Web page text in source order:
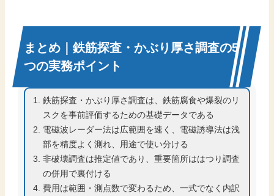
まとめ｜鉄筋探査・かぶり厚さ調査の5
つの実務ポイント
鉄筋探査・かぶり厚さ調査は、鉄筋腐食や爆裂のリ
スクを事前評価するための基礎データである
電磁波レーダー法は広範囲を速く、電磁誘導法は浅
部を精度よく測れ、用途で使い分ける
非破壊調査は推定値であり、重要箇所ははつり調査
の併用で裏付ける
費用は範囲・測点数で変わるため、一式でなく内訳